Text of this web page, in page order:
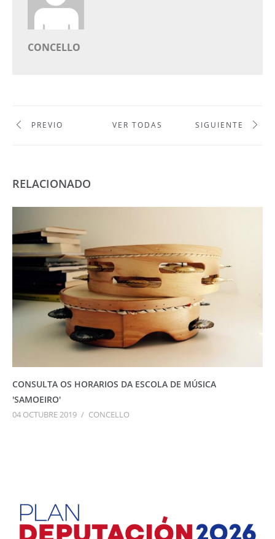
CONCELLO
PREVIO VER TODAS SIGUIENTE
RELACIONADO
CONSULTA OS HORARIOS DA ESCOLA DE MÚSICA
'SAMOEIRO'
04 OCTUBRE 2019 / CONCELLO